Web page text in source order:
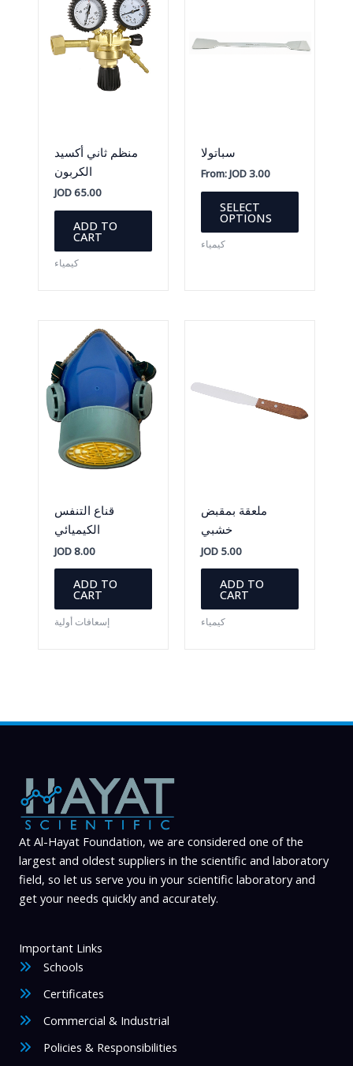
منظم ثاني أكسيد
الكربون
JOD65.00
ADD TO
CART
كيمياء
سباتولا
From:JOD3.00
SELECT
OPTIONS
This
has
product
كيمياء
قناع التنفس
الكيميائي
JOD8.00
ADD TO
CART
إسعافات أولية
ملعقة بمقبض
خشبي
JOD 5.00
ADD TO
CART
كيمياء
At Al-Hayat Foundation, we are considered one of the
largest and oldest suppliers in the scientific and laboratory
field, so let us serve you in your scientific laboratory and
get your needs quickly and accurately.
Important Links
Schools
Certificates
Commercial & Industrial
Policies & Responsibilities